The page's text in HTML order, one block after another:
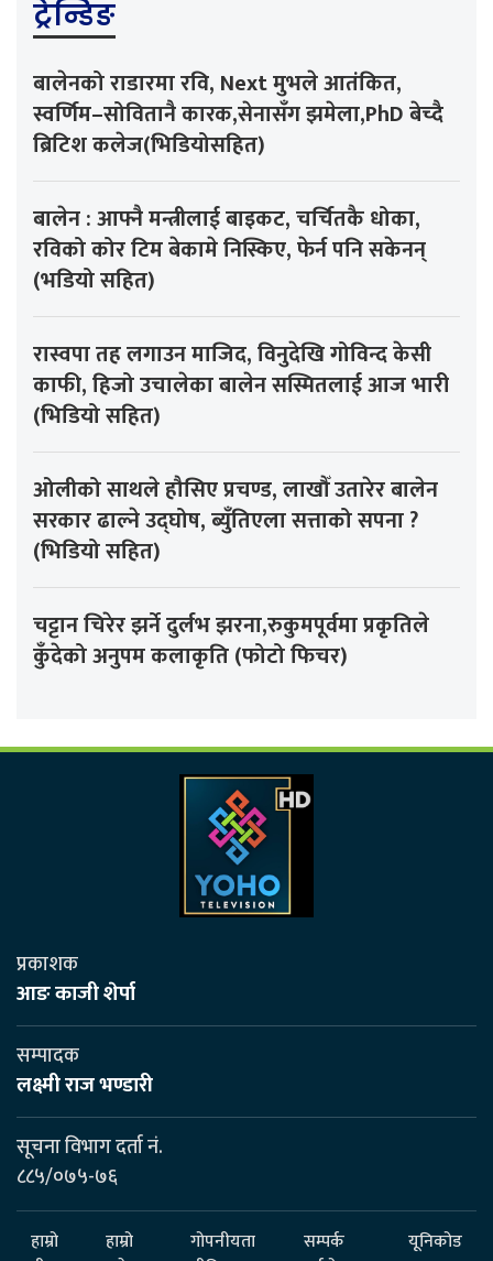
ट्रेन्डिङ
बालेनको राडारमा रवि, Next मुभले आतंकित,
स्वर्णिम–सोवितानै कारक,सेनासँग झमेला,PhD बेच्दै
ब्रिटिश कलेज(भिडियोसहित)
बालेन : आफ्नै मन्त्रीलाई बाइकट, चर्चितकै धोका,
रविको कोर टिम बेकामे निस्किए, फेर्न पनि सकेनन्
(भडियो सहित)
रास्वपा तह लगाउन माजिद, विनुदेखि गोविन्द केसी
काफी, हिजो उचालेका बालेन सस्मितलाई आज भारी
(भिडियो सहित)
ओलीको साथले हौसिए प्रचण्ड, लाखौँ उतारेर बालेन
सरकार ढाल्ने उद्घोष, ब्युँतिएला सत्ताको सपना ?
(भिडियो सहित)
चट्टान चिरेर झर्ने दुर्लभ झरना,रुकुमपूर्वमा प्रकृतिले
कुँदेको अनुपम कलाकृति (फोटो फिचर)
प्रकाशक
आङ काजी शेर्पा
सम्पादक
लक्ष्मी राज भण्डारी
सूचना विभाग दर्ता नं.
८८५/०७५-७६
हाम्रो
हाम्रो
गोपनीयता
सम्पर्क
यूनिकोड